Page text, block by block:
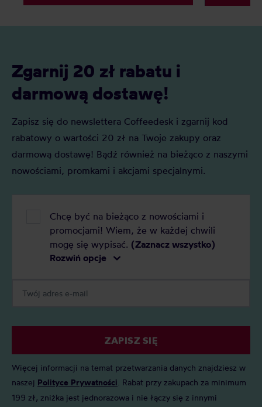
najlepsza do domu? Oto polecane
najlepsza
Zgarnij 20 zł rabatu i
darmową dostawę!
Zapisz się do newslettera Coffeedesk i zgarnij kod
rabatowy o wartości 20 zł na Twoje zakupy oraz
darmową dostawę! Bądź również na bieżąco z naszymi
nowościami, promkami i akcjami specjalnymi.
Chcę być na bieżąco z nowościami i
promocjami! Wiem, że w każdej chwili
mogę się wypisać. (Zaznacz wszystko)
Rozwiń opcje
ZAPISZ SIĘ
Więcej informacji na temat przetwarzania danych znajdziesz w
naszej Polityce Prywatności . Rabat przy zakupach za minimum
199 zł, zniżka jest jednorazowa i nie łączy się z innymi